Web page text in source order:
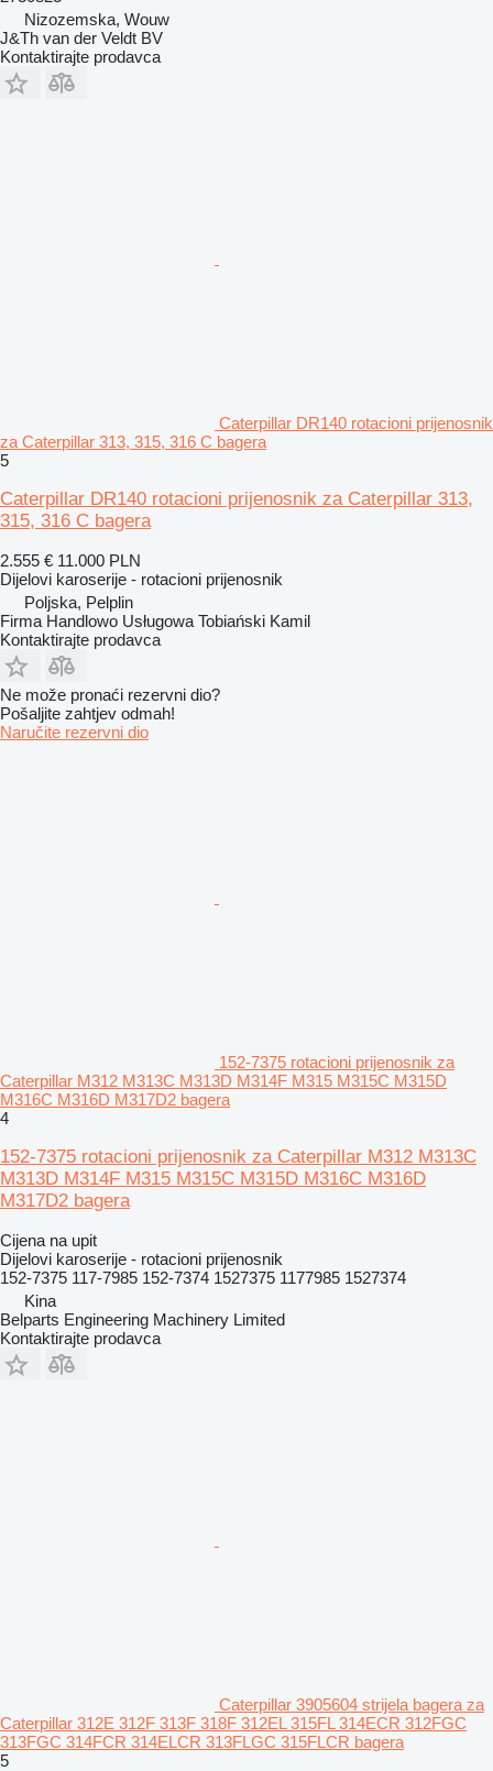
Nizozemska, Wouw
J&Th van der Veldt BV
Kontaktirajte prodavca
Caterpillar DR140 rotacioni prijenosnik
za Caterpillar 313, 315, 316 C bagera
5
Caterpillar DR140 rotacioni prijenosnik za Caterpillar 313,
315, 316 C bagera
2.555 € 11.000 PLN
Dijelovi karoserije - rotacioni prijenosnik
Poljska, Pelplin
Firma Handlowo Usługowa Tobiański Kamil
Kontaktirajte prodavca
Ne može pronaći rezervni dio?
Pošaljite zahtjev odmah!
Naručite rezervni dio
152-7375 rotacioni prijenosnik za
Caterpillar M312 M313C M313D M314F M315 M315C M315D
M316C M316D M317D2 bagera
4
152-7375 rotacioni prijenosnik za Caterpillar M312 M313C
M313D M314F M315 M315C M315D M316C M316D
M317D2 bagera
Cijena na upit
Dijelovi karoserije - rotacioni prijenosnik
152-7375 117-7985 152-7374 1527375 1177985 1527374
Kina
Belparts Engineering Machinery Limited
Kontaktirajte prodavca
Caterpillar 3905604 strijela bagera za
Caterpillar 312E 312F 313F 318F 312EL 315FL 314ECR 312FGC
313FGC 314FCR 314ELCR 313FLGC 315FLCR bagera
5